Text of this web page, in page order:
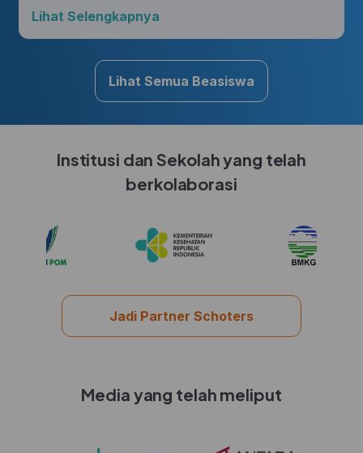
bagi Hunters untuk mengejar
gelar di berbagai disiplin ilmu,
sambil mendapatkan
pengalaman budaya yang
kaya di Korea.
Lihat Selengkapnya
Lihat Semua Beasiswa
Institusi dan Sekolah yang telah
berkolaborasi
Jadi Partner Schoters
Media yang telah meliput